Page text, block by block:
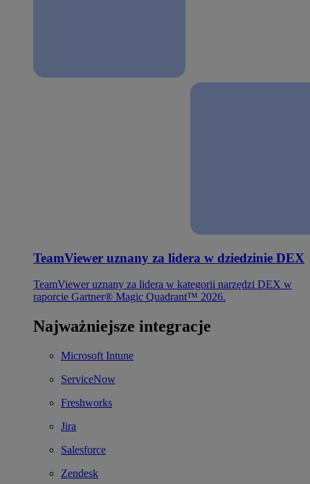
TeamViewer uznany za lidera w dziedzinie DEX
TeamViewer uznany za lidera w kategorii narzędzi DEX w
raporcie Gartner® Magic Quadrant™ 2026.
Najważniejsze integracje
Microsoft Intune
ServiceNow
Freshworks
Jira
Salesforce
Zendesk